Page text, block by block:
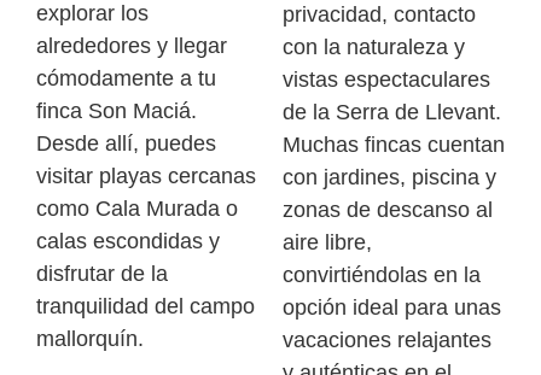
explorar los
alrededores y llegar
cómodamente a tu
finca Son Maciá.
Desde allí, puedes
visitar playas cercanas
como Cala Murada o
calas escondidas y
disfrutar de la
tranquilidad del campo
mallorquín.
privacidad, contacto
con la naturaleza y
vistas espectaculares
de la Serra de Llevant.
Muchas fincas cuentan
con jardines, piscina y
zonas de descanso al
aire libre,
convirtiéndolas en la
opción ideal para unas
vacaciones relajantes